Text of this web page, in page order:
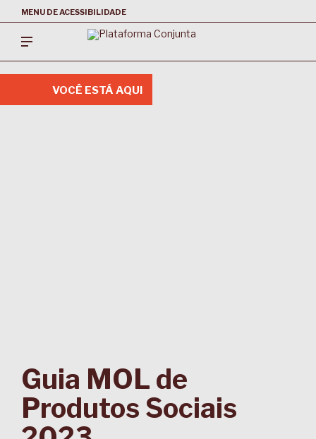
MENU DE ACESSIBILIDADE
VOCÊ ESTÁ AQUI
Guia MOL de
Produtos Sociais